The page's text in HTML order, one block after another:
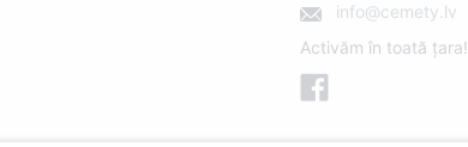
info@cemety.lv
Activăm în toată țara!